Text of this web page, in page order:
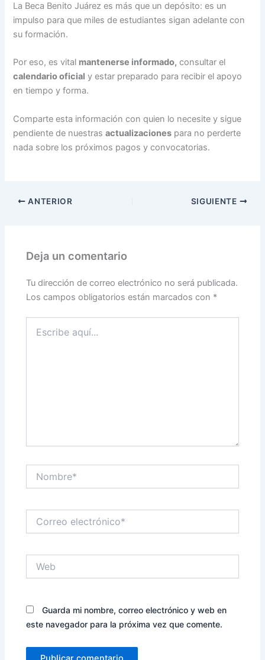
La Beca Benito Juárez es más que un depósito: es un
impulso para que miles de estudiantes sigan adelante con
su formación.
Por eso, es vital mantenerse informado, consultar el
calendario oficial y estar preparado para recibir el apoyo
en tiempo y forma.
Comparte esta información con quien lo necesite y sigue
pendiente de nuestrasactualizaciones para no perderte
nada sobre los próximos pagos y convocatorias.
ANTERIOR SIGUIENTE
Deja un comentario
Tu dirección de correo electrónico no será publicada.
Los campos obligatorios están marcados con *
aquí...
electrónico*
Guarda mi nombre, correo electrónico y web en
este navegador para la próxima vez que comente.